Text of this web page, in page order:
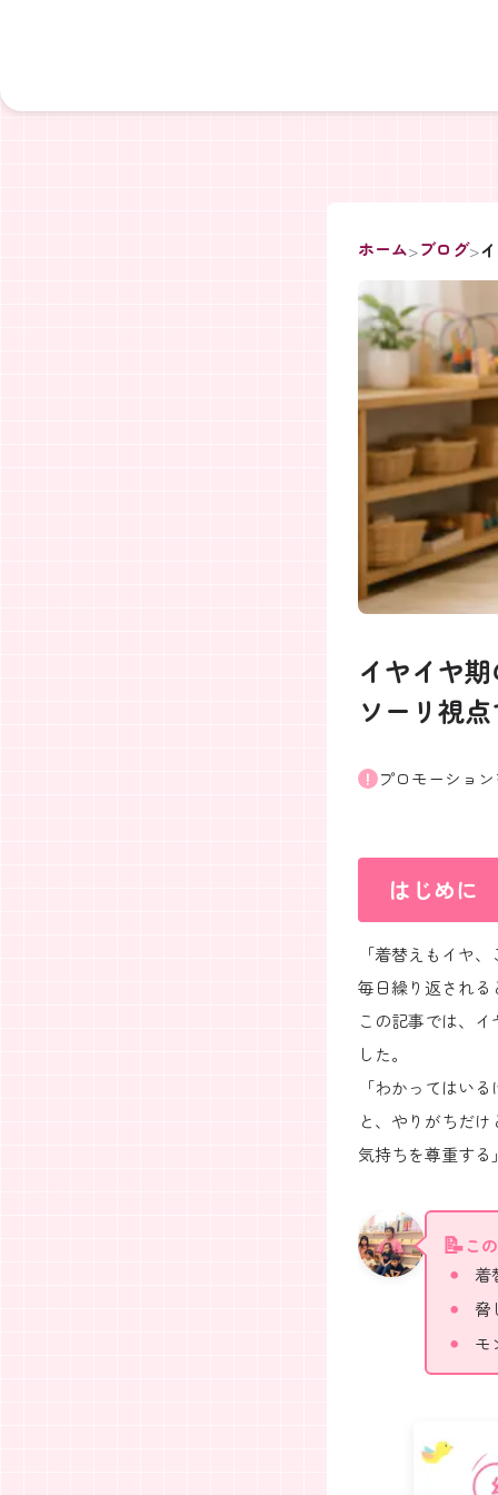
ホーム ブログ
イヤイヤ
ソーリ視
プロモーショ
はじめに
「着替えもイヤ
毎日繰り返され
この記事では、
した。
「わかってはい
と、やりがちだ
気持ちを尊重す
こ
着
脅
モ